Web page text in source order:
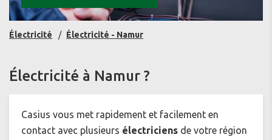
Électricité Électricité - Namur
Électricité à Namur ?
Casius vous met rapidement et facilement en
contact avec plusieurs électriciens de votre région